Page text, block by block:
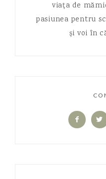
viața de
pasiunea pentru
și voi în